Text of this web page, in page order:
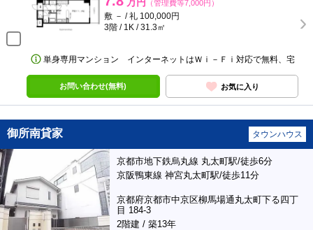
（管理費等7,000円）
敷 － / 礼 100,000円
3階 / 1K / 31.3㎡
単身専用マンション インターネットはＷｉ－Ｆｉ対応で無料、宅
お問い合わせ(無料) お気に入り
御所南貸家 タウンハウス
京都市地下鉄烏丸線 丸太町駅/徒歩6分
京阪鴨東線 神宮丸太町駅/徒歩11分
京都府京都市中京区柳馬場通丸太町下る四丁
目 184-3
2階建 / 築13年